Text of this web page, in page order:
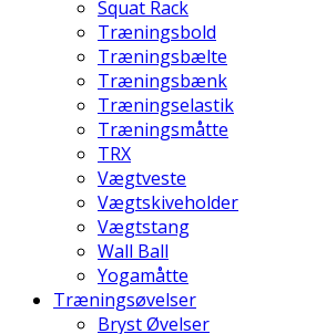
Squat Rack
Træningsbold
Træningsbælte
Træningsbænk
Træningselastik
Træningsmåtte
TRX
Vægtveste
Vægtskiveholder
Vægtstang
Wall Ball
Yogamåtte
Træningsøvelser
Bryst Øvelser